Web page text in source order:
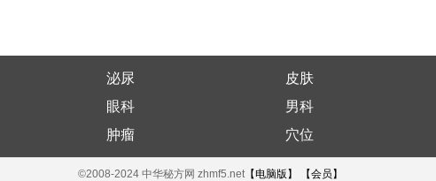
泌尿 皮肤
眼科 男科
肿瘤 穴位
©2008-2024 中华秘方网 zhmf5.net【电脑版】 【会员】